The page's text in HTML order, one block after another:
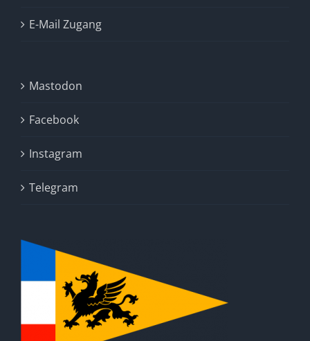
E-Mail Zugang
Mastodon
Facebook
Instagram
Telegram